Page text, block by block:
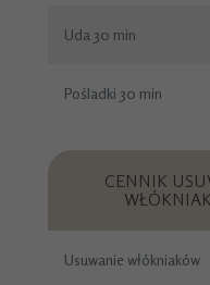
Uda 30 min
Pośladki 30 min
CENNIK
Usuwanie włókniaków